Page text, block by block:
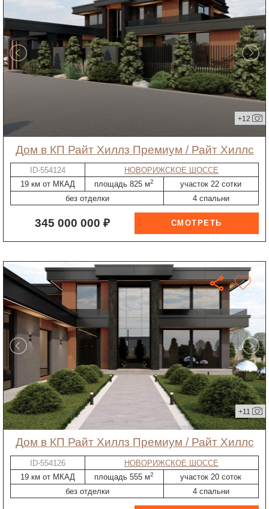
+12
дом в КП Райт Хиллз Премиум / Райт Хиллс
ID-554124
НОВОРИЖСКОЕ ШОССЕ
19 км от МКАД
площадь 825 м2
участок 22 сотки
без отделки
4 спальни
345 000 000 ₽
+11
дом в КП Райт Хиллз Премиум / Райт Хиллс
ID-554126
НОВОРИЖСКОЕ ШОССЕ
19 км от МКАД
площадь 555 м2
участок 20 соток
без отделки
4 спальни